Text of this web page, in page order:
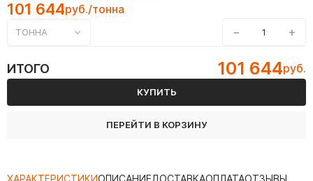
101 644руб./тонна
ТОННА − +
ИТОГО 101 644руб.
КУПИТЬ
ПЕРЕЙТИ В КОРЗИНУ